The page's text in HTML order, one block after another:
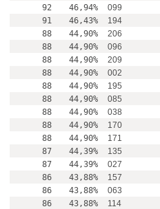
92
46,94%
099
91
46,43%
194
88
44,90%
206
88
44,90%
096
88
44,90%
209
88
44,90%
002
88
44,90%
195
88
44,90%
085
88
44,90%
038
88
44,90%
170
88
44,90%
171
87
44,39%
135
87
44,39%
027
86
43,88%
157
86
43,88%
063
86
43,88% 114